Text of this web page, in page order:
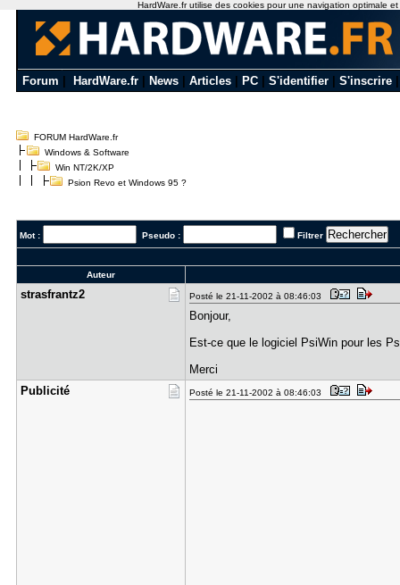
Forum HardWare.fr News Articles PC S'identifier S'inscrire
FORUM HardWare.fr
Windows & Software
Win NT/2K/XP
Psion Revo et Windows 95 ?
Mot : Pseudo : Filtrer
Auteur
strasfrant​z2 Posté le 21-11-2002 à 08:46:03
Bonjour,
Est-ce que le logiciel PsiWin pour les
Merci
Publicité
Posté le 21-11-2002 à 08:46:03
HardWare.fr utilise des cookies pour une navigation optimale